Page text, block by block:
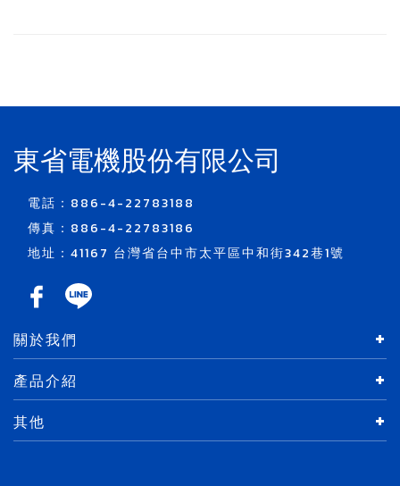
東省電機股份有限公司
電話：886-4-22783188
傳真：886-4-22783186
地址：41167 台灣省台中市太平區中和街342巷1號
關於我們
產品介紹
其他